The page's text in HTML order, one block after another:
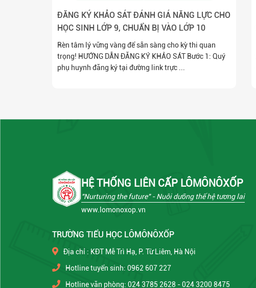
ĐĂNG KÝ KHẢO SÁT ĐÁNH GIÁ NĂNG LỰC CHO
HỌC SINH LỚP 9, CHUẨN BỊ VÀO LỚP 10
Rèn tâm lý vững vàng để sẵn sàng cho kỳ thi quan
trọng! HƯỚNG DẪN ĐĂNG KÝ KHẢO SÁT Bước 1: Quý
phụ huynh đăng ký tại đường link trực ...
HỆ THỐNG LIÊN CẤP LÔMÔNÔXỐP
"Nurturing the future"- Nuôi dưỡng thế hệ tương lai
www.lomonoxop.vn
TRƯỜNG TIỂU HỌC LÔMÔNÔXỐP
Địa chỉ : KĐT Mễ Trì Hạ, P. Từ Liêm, Hà Nội
Hotline tuyển sinh: 0962 607 227
Hotline văn phòng: 024 3785 2628 - 024 3200 8475